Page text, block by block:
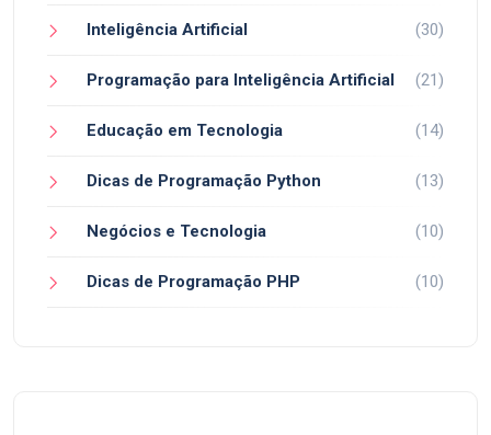
Inteligência Artificial (30)
Programação para Inteligência Artificial (21)
Educação em Tecnologia (14)
Dicas de Programação Python (13)
Negócios e Tecnologia (10)
Dicas de Programação PHP (10)